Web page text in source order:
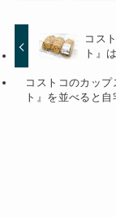
コス
ト』
コストコのカッ
ト』を並べると